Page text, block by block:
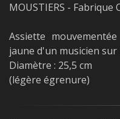
MOUSTIERS - Fabrique
Assiette
jaune d'un musicien
Diamètre : 25,5 cm
(légère égrenure)